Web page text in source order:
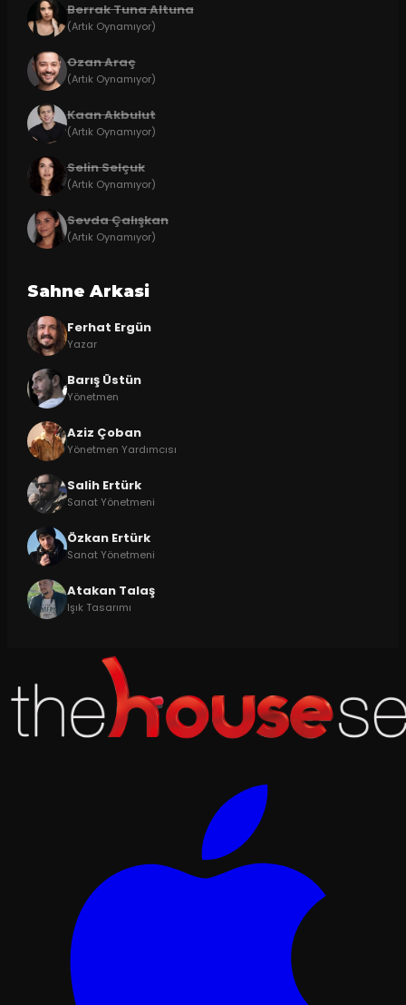
Berrak Tuna Altuna
(Artık Oynamıyor)
Ozan Araç
(Artık Oynamıyor)
Kaan Akbulut
(Artık Oynamıyor)
Selin Selçuk
(Artık Oynamıyor)
Sevda Çalışkan
(Artık Oynamıyor)
Sahne Arkasi
Ferhat Ergün
Yazar
Barış Üstün
Yönetmen
Aziz Çoban
Yönetmen Yardımcısı
Salih Ertürk
Sanat Yönetmeni
Özkan Ertürk
Sanat Yönetmeni
Atakan Talaş
Işık Tasarımı